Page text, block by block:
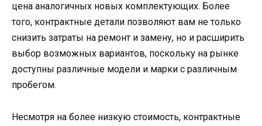
цена аналогичных новых комплектующих. Более
того, контрактные детали позволяют вам не только
снизить затраты на ремонт и замену, но и расширить
выбор возможных вариантов, поскольку на рынке
доступны различные модели и марки с различным
пробегом.
Несмотря на более низкую стоимость, контрактные